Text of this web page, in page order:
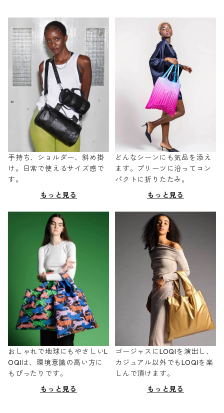
手持ち、ショルダー、斜め掛
け。日常で使えるサイズ感で
す。
もっと見る
どんなシーンにも気品を添え
ます。プリーツに沿ってコン
パクトに折りたたみ。
もっと見る
おしゃれで地球にもやさしいL
OQIは、環境意識の高い方に
もぴったりです。
もっと見る
ゴージャスにLOQIを演出し、
カジュアル以外でもLOQIを楽
しんで頂けます。
もっと見る